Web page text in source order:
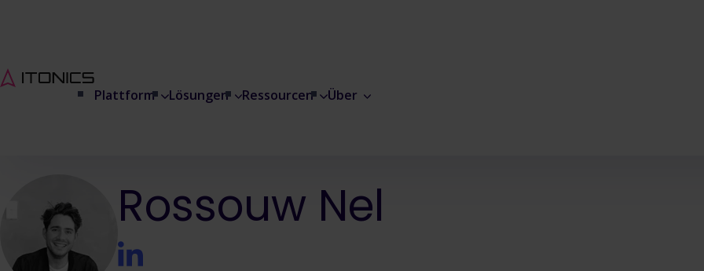
Plattform Lösungen Ressourcen Über
Rossouw Nel